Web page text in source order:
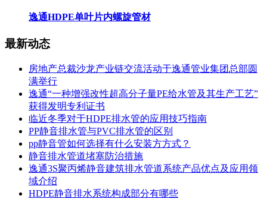
逸通HDPE单叶片内螺旋管材
最新动态
房地产总裁沙龙产业链交流活动于逸通管业集团总部圆
满举行
逸通“一种增强改性超高分子量PE给水管及其生产工艺”
获得发明专利证书
临近冬季对于HDPE排水管的应用技巧指南
PP静音排水管与PVC排水管的区别
pp静音管如何选择有什么安装方方式？
静音排水管道堵塞防治措施
逸通3S聚丙烯静音建筑排水管道系统产品优点及应用领
域介绍
HDPE静音排水系统构成部分有哪些